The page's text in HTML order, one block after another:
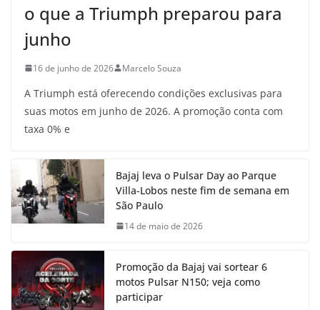
o que a Triumph preparou para
junho
16 de junho de 2026 Marcelo Souza
A Triumph está oferecendo condições exclusivas para
suas motos em junho de 2026. A promoção conta com
taxa 0% e
Bajaj leva o Pulsar Day ao Parque
Villa-Lobos neste fim de semana em
São Paulo
14 de maio de 2026
Promoção da Bajaj vai sortear 6
motos Pulsar N150; veja como
participar